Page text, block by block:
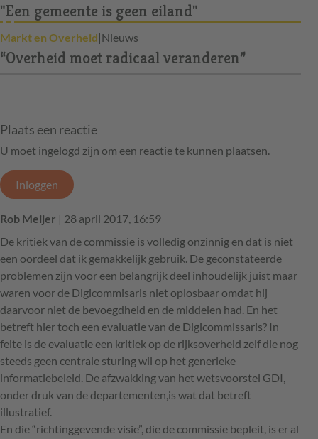
"Een gemeente is geen eiland"
Markt en Overheid|Nieuws
“Overheid moet radicaal veranderen”
Plaats een reactie
U moet ingelogd zijn om een reactie te kunnen plaatsen.
Inloggen
Rob Meijer | 28 april 2017, 16:59
De kritiek van de commissie is volledig onzinnig en dat is niet
een oordeel dat ik gemakkelijk gebruik. De geconstateerde
problemen zijn voor een belangrijk deel inhoudelijk juist maar
waren voor de Digicommisaris niet oplosbaar omdat hij
daarvoor niet de bevoegdheid en de middelen had. En het
betreft hier toch een evaluatie van de Digicommissaris? In
feite is de evaluatie een kritiek op de rijksoverheid zelf die nog
steeds geen centrale sturing wil op het generieke
informatiebeleid. De afzwakking van het wetsvoorstel GDI,
onder druk van de departementen,is wat dat betreft
illustratief.
En die “richtinggevende visie”, die de commissie bepleit, is er al